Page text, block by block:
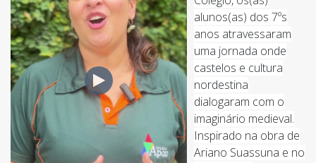
alunos(as) dos 7ºs
anos atravessaram
uma jornada onde
castelos e cultura
nordestina
dialogaram com o
imaginário medieval.
Inspirado na obra de
Ariano Suassuna e no